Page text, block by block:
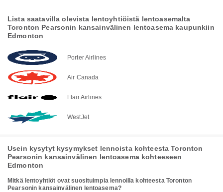
Lista saatavilla olevista lentoyhtiöistä lentoasemalta
Toronton Pearsonin kansainvälinen lentoasema kaupunkiin
Edmonton
Porter Airlines
Air Canada
Flair Airlines
WestJet
Usein kysytyt kysymykset lennoista kohteesta Toronton
Pearsonin kansainvälinen lentoasema kohteeseen
Edmonton
Mitkä lentoyhtiöt ovat suosituimpia lennoilla kohteesta Toronton
Pearsonin kansainvälinen lentoasema?